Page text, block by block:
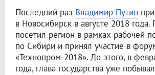
Последний раз Владимир Путин
в Новосибирск в августе 2018 года.
посетил регион в рамках рабочей
по Сибири и принял участие в
«Технопром-2018». До этого, в
года, глава государства уже побывал